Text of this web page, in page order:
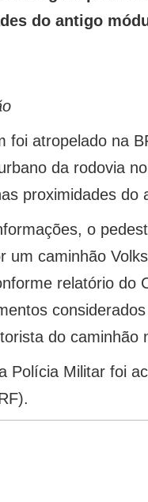
do antigo
foi atropelado na
da rodovia
proximidades do
o
um caminhão
relatório do
do caminhão
Polícia Militar foi